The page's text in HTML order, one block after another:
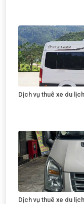
Dịch vụ thuê xe du
Dịch vụ thuê xe du